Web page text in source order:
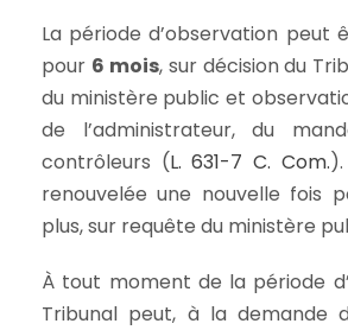
La période d’observation peut
pour 6 mois, sur décision du
du ministère public et
de l’administrateur, du
contrôleurs (L. 631-7 C. Com.
renouvelée une nouvelle fois
plus, sur requête du ministère
À tout moment de la période
Tribunal peut, à la demande